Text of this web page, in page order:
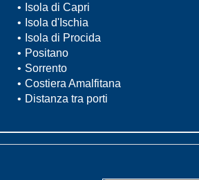
Isola di Capri
Isola d'Ischia
Isola di Procida
Positano
Sorrento
Costiera Amalfitana
Distanza tra porti